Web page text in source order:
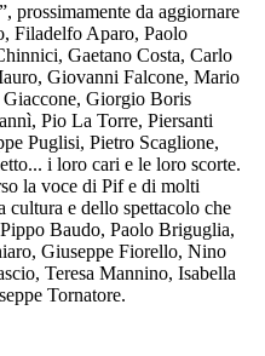
prossimamente da aggiornare
Filadelfo Aparo, Paolo
Gaetano Costa, Carlo
Giovanni Falcone, Mario
Giaccone, Giorgio Boris
Pio La Torre, Piersanti
Puglisi, Pietro Scaglione,
i loro cari e le loro scorte.
la voce di Pif e di molti
cultura e dello spettacolo che
Baudo, Paolo Briguglia,
Giuseppe Fiorello, Nino
Teresa Mannino, Isabella
Tornatore.